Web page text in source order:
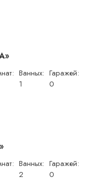
Ванных:
1
Гаражей:
0
Ванных:
2
Гаражей:
0